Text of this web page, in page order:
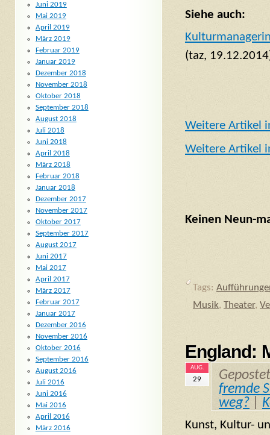
Siehe auch:
(taz,
Weitere Artikel
Weitere Artikel
Keinen Neun-
Tags:
Musik, Theater,
England:
AUG.
29
fremde
weg?
Kunst, Kultur-
Juni 2019
Mai 2019
April 2019
März 2019
Februar 2019
Januar 2019
Dezember 2018
November 2018
Oktober 2018
September 2018
August 2018
Juli 2018
Juni 2018
April 2018
März 2018
Februar 2018
Januar 2018
Dezember 2017
November 2017
Oktober 2017
September 2017
August 2017
Juni 2017
Mai 2017
April 2017
März 2017
Februar 2017
Januar 2017
Dezember 2016
November 2016
Oktober 2016
September 2016
August 2016
Juli 2016
Juni 2016
Mai 2016
April 2016
März 2016